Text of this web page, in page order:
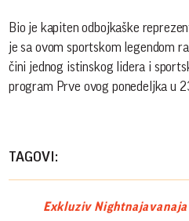
Bio je kapiten odbojkaške
je sa ovom sportskom legendom
čini jednog istinskog lidera i
program Prve ovog ponedeljka u
TAGOVI:
Exkluziv Nightnajava